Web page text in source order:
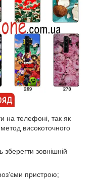
на телефоні, так як
високоточного
зовнішній
пристрою;